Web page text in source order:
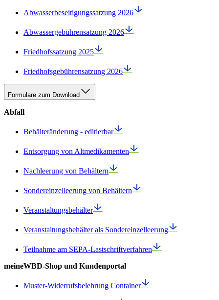
Abwasserbeseitigungssatzung 2026
Abwassergebührensatzung 2026
Friedhofssatzung 2025
Friedhofsgebührensatzung 2026
Formulare zum Download
Abfall
Behälteränderung - editierbar
Entsorgung von Altmedikamenten
Nachleerung von Behältern
Sondereinzelleerung von Behältern
Veranstaltungsbehälter
Veranstaltungsbehälter als Sondereinzelleerung
Teilnahme am SEPA-Lastschriftverfahren
meineWBD-Shop und Kundenportal
Muster-Widerrufsbelehrung Container